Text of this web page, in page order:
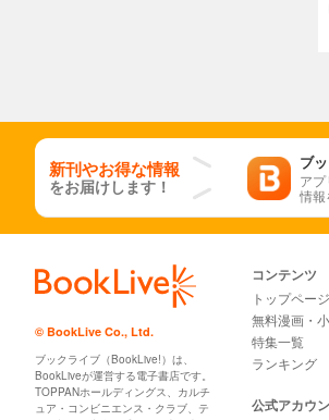
新刊やお得な情報
をお届けします！
ブ
ア
情報
© BookLive Co., Ltd.
ブックライブ（BookLive!）は、
BookLiveが運営する電子書店です。
TOPPANホールディングス、カルチ
ュア・コンビニエンス・クラブ、テ
コンテンツ
トップページ
無料漫画・
特集一覧
ランキング
公式アカウ